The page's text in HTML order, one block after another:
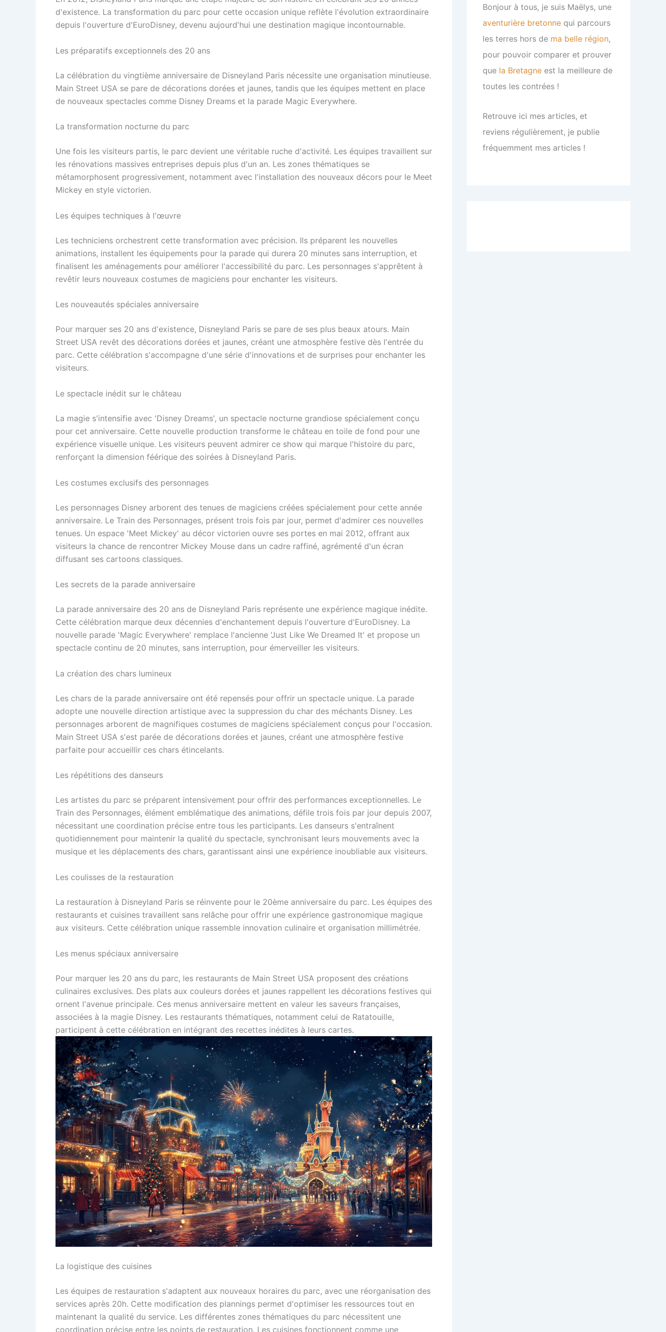
d'existence. La transformation du parc pour cette occasion unique reflète l'évolution extraordinaire
depuis l'ouverture d'EuroDisney, devenu aujourd'hui une destination magique incontournable.
Les préparatifs exceptionnels des 20 ans
La célébration du vingtième anniversaire de Disneyland Paris nécessite une organisation minutieuse.
Main Street USA se pare de décorations dorées et jaunes, tandis que les équipes mettent en place
de nouveaux spectacles comme Disney Dreams et la parade Magic Everywhere.
La transformation nocturne du parc
Une fois les visiteurs partis, le parc devient une véritable ruche d'activité. Les équipes travaillent sur
les rénovations massives entreprises depuis plus d'un an. Les zones thématiques se
métamorphosent progressivement, notamment avec l'installation des nouveaux décors pour le Meet
Mickey en style victorien.
Les équipes techniques à l'œuvre
Les techniciens orchestrent cette transformation avec précision. Ils préparent les nouvelles
animations, installent les équipements pour la parade qui durera 20 minutes sans interruption, et
finalisent les aménagements pour améliorer l'accessibilité du parc. Les personnages s'apprêtent à
revêtir leurs nouveaux costumes de magiciens pour enchanter les visiteurs.
Les nouveautés spéciales anniversaire
Pour marquer ses 20 ans d'existence, Disneyland Paris se pare de ses plus beaux atours. Main
Street USA revêt des décorations dorées et jaunes, créant une atmosphère festive dès l'entrée du
parc. Cette célébration s'accompagne d'une série d'innovations et de surprises pour enchanter les
visiteurs.
Le spectacle inédit sur le château
La magie s'intensifie avec 'Disney Dreams', un spectacle nocturne grandiose spécialement conçu
pour cet anniversaire. Cette nouvelle production transforme le château en toile de fond pour une
expérience visuelle unique. Les visiteurs peuvent admirer ce show qui marque l'histoire du parc,
renforçant la dimension féérique des soirées à Disneyland Paris.
Les costumes exclusifs des personnages
Les personnages Disney arborent des tenues de magiciens créées spécialement pour cette année
anniversaire. Le Train des Personnages, présent trois fois par jour, permet d'admirer ces nouvelles
tenues. Un espace 'Meet Mickey' au décor victorien ouvre ses portes en mai 2012, offrant aux
visiteurs la chance de rencontrer Mickey Mouse dans un cadre raffiné, agrémenté d'un écran
diffusant ses cartoons classiques.
Les secrets de la parade anniversaire
La parade anniversaire des 20 ans de Disneyland Paris représente une expérience magique inédite.
Cette célébration marque deux décennies d'enchantement depuis l'ouverture d'EuroDisney. La
nouvelle parade 'Magic Everywhere' remplace l'ancienne 'Just Like We Dreamed It' et propose un
spectacle continu de 20 minutes, sans interruption, pour émerveiller les visiteurs.
La création des chars lumineux
Les chars de la parade anniversaire ont été repensés pour offrir un spectacle unique. La parade
adopte une nouvelle direction artistique avec la suppression du char des méchants Disney. Les
personnages arborent de magnifiques costumes de magiciens spécialement conçus pour l'occasion.
Main Street USA s'est parée de décorations dorées et jaunes, créant une atmosphère festive
parfaite pour accueillir ces chars étincelants.
Les répétitions des danseurs
Les artistes du parc se préparent intensivement pour offrir des performances exceptionnelles. Le
Train des Personnages, élément emblématique des animations, défile trois fois par jour depuis 2007,
nécessitant une coordination précise entre tous les participants. Les danseurs s'entraînent
quotidiennement pour maintenir la qualité du spectacle, synchronisant leurs mouvements avec la
musique et les déplacements des chars, garantissant ainsi une expérience inoubliable aux visiteurs.
Les coulisses de la restauration
La restauration à Disneyland Paris se réinvente pour le 20ème anniversaire du parc. Les équipes des
restaurants et cuisines travaillent sans relâche pour offrir une expérience gastronomique magique
aux visiteurs. Cette célébration unique rassemble innovation culinaire et organisation millimétrée.
Les menus spéciaux anniversaire
Pour marquer les 20 ans du parc, les restaurants de Main Street USA proposent des créations
culinaires exclusives. Des plats aux couleurs dorées et jaunes rappellent les décorations festives qui
ornent l'avenue principale. Ces menus anniversaire mettent en valeur les saveurs françaises,
associées à la magie Disney. Les restaurants thématiques, notamment celui de Ratatouille,
participent à cette célébration en intégrant des recettes inédites à leurs cartes.
La logistique des cuisines
Les équipes de restauration s'adaptent aux nouveaux horaires du parc, avec une réorganisation des
services après 20h. Cette modification des plannings permet d'optimiser les ressources tout en
maintenant la qualité du service. Les différentes zones thématiques du parc nécessitent une
coordination précise entre les points de restauration. Les cuisines fonctionnent comme une
Bonjour à tous, je suis Maëlys, une
aventurière bretonne qui parcours
les terres hors de ma belle région,
pour pouvoir comparer et prouver
que la Bretagne est la meilleure de
toutes les contrées !
Retrouve ici mes articles, et
reviens régulièrement, je publie
fréquemment mes articles !